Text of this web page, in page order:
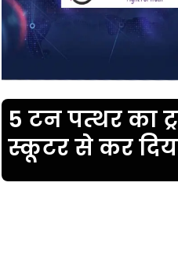
5 टन पत्थर का
स्कूटर से कर